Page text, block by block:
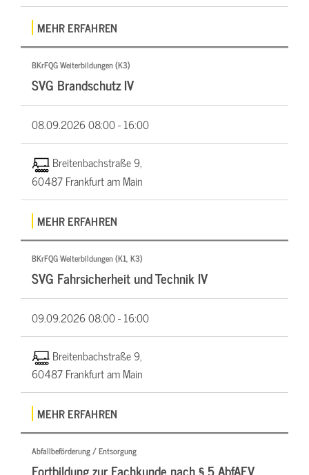
MEHR ERFAHREN
BKrFQG Weiterbildungen (K3)
SVG Brandschutz IV
08.09.202608:00 - 16:00
Breitenbachstraße 9,
60487 Frankfurt am Main
MEHR ERFAHREN
BKrFQG Weiterbildungen (K1, K3)
SVG Fahrsicherheit und Technik IV
09.09.202608:00 - 16:00
Breitenbachstraße 9,
60487 Frankfurt am Main
MEHR ERFAHREN
Abfallbeförderung / Entsorgung
Fortbildung zur Fachkunde nach § 5 AbfAEV